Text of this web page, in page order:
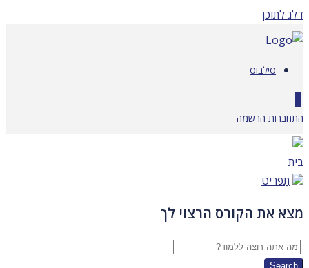
דלג לתוכן
סילבוס
התחברות הרשמה
בית
תַפרִיט
מצא את הקורס הרצוי לך